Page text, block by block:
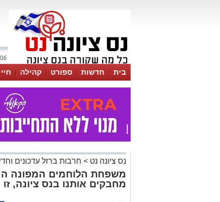
06 אוגוסט 2026 / 12:16
בית חדשות ספורט קהילה
נס ציונה נט > חרבות ברזל עדכונים
משפחת הלוחמים המפונה
מחבקים אותנו בנס ציונה,